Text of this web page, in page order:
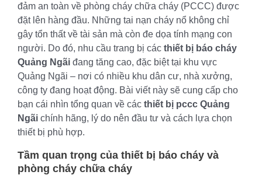
đảm an toàn về phòng cháy chữa cháy (PCCC) được
đặt lên hàng đầu. Những tai nạn cháy nổ không chỉ
gây tổn thất về tài sản mà còn đe dọa tính mạng con
người. Do đó, nhu cầu trang bị các thiết bị báo cháy
Quảng Ngãi đang tăng cao, đặc biệt tại khu vực
Quảng Ngãi – nơi có nhiều khu dân cư, nhà xưởng,
công ty đang hoạt động. Bài viết này sẽ cung cấp cho
bạn cái nhìn tổng quan về các thiết bị pccc Quảng
Ngãi chính hãng, lý do nên đầu tư và cách lựa chọn
thiết bị phù hợp.
Tầm quan trọng của thiết bị báo cháy và
phòng cháy chữa cháy